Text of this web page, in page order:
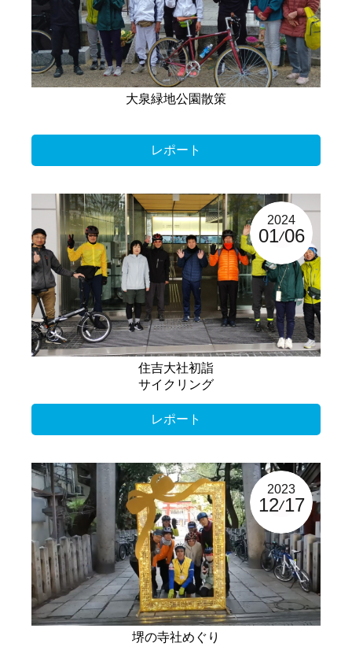
大泉緑地公園散策
レポート
2024
01 06
住吉大社初詣
サイクリング
レポート
2023
12 17
堺の寺社めぐり